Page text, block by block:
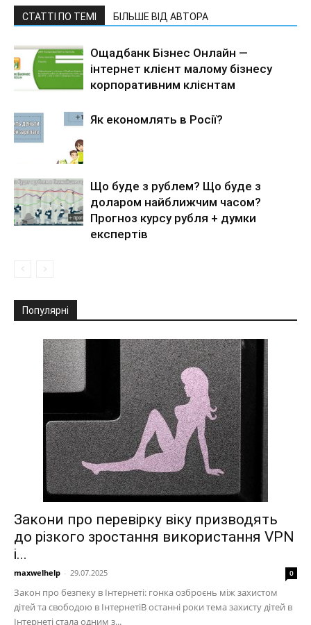
СТАТТІ ПО ТЕМІ БІЛЬШЕ ВІД АВТОРА
Ощадбанк Бізнес Онлайн —
інтернет клієнт малому бізнесу
корпоративним клієнтам
Як економлять в Росії?
Що буде з рублем? Що буде з
доларом найближчим часом?
Прогноз курсу рубля + думки
експертів
Популярні
Закони про перевірку віку призводять
до різкого зростання використання VPN
і...
maxwelhelp - 29.07.2025 0
Закон про безпеку в Інтернеті: гонка озброєнь між захистом
дітей та свободою в ІнтернетіВ останні роки тема захисту дітей в
Інтернеті стала одним з...